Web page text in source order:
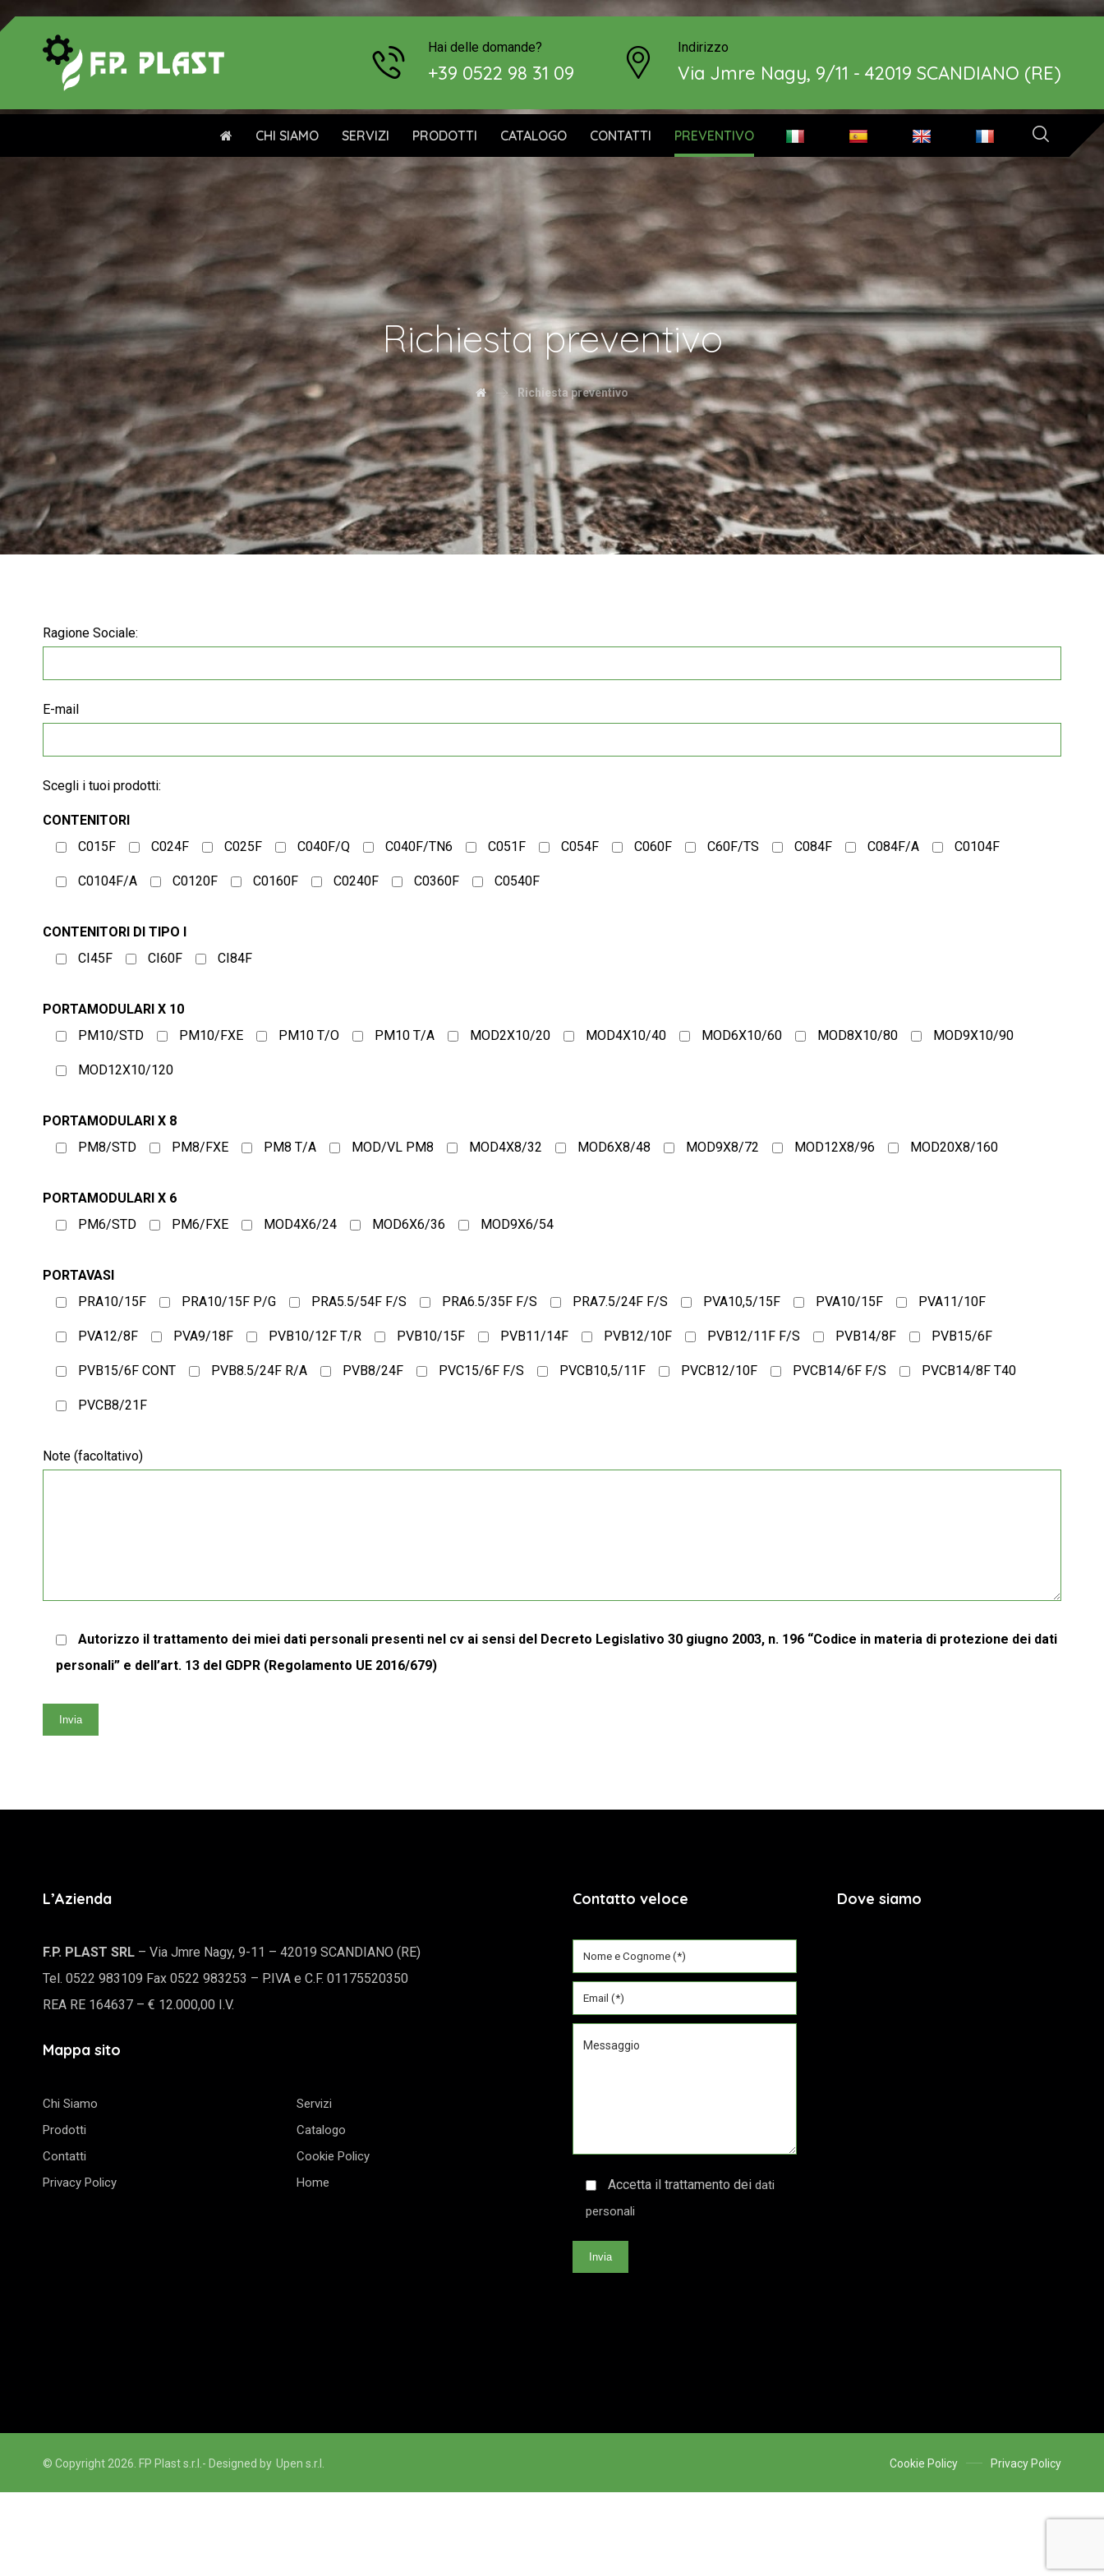
Indirizzo
Via Jmre Nagy, 9/11 - 42019 SCANDIANO (RE)
Hai delle domande?
+39 0522 98 31 09
CHI SIAMO SERVIZI PRODOTTI CATALOGO CONTATTI PREVENTIVO
Richiesta preventivo
Richiesta preventivo
Ragione Sociale:
E-mail
Scegli i tuoi prodotti:
CONTENITORI
C015F
C024F C025F C040F/Q C040F/TN6 C051F C054F C060F C60F/TS C084F C084F/A C0104F
C0104F/A C0120F C0160F C0240F C0360F C0540F
CONTENITORI DI TIPO I
CI45F
CI60F CI84F
PORTAMODULARI X 10
PM10/STD
PM10/FXE PM10 T/O PM10 T/A MOD2X10/20 MOD4X10/40 MOD6X10/60 MOD8X10/80 MOD9X10/90
MOD12X10/120
PORTAMODULARI X 8
PM8/STD
PM8/FXE PM8 T/A MOD/VL PM8 MOD4X8/32 MOD6X8/48 MOD9X8/72 MOD12X8/96 MOD20X8/160
PORTAMODULARI X 6
PM6/STD
PM6/FXE MOD4X6/24 MOD6X6/36 MOD9X6/54
PORTAVASI
PRA10/15F
PRA10/15F P/G PRA5.5/54F F/S PRA6.5/35F F/S PRA7.5/24F F/S PVA10,5/15F PVA10/15F PVA11/10F
PVA12/8F PVA9/18F PVB10/12F T/R PVB10/15F PVB11/14F PVB12/10F PVB12/11F F/S PVB14/8F PVB15/6F
PVB15/6F CONT PVB8.5/24F R/A PVB8/24F PVC15/6F F/S PVCB10,5/11F PVCB12/10F PVCB14/6F F/S PVCB14/8F T40
PVCB8/21F
Note (facoltativo)
Autorizzo il trattamento dei miei dati personali presenti nel cv ai sensi del Decreto Legislativo 30 giugno 2003, n. 196 “Codice in materia di protezione dei dati
personali” e dell’art. 13 del GDPR (Regolamento UE 2016/679)
Invia
L’Azienda
F.P. PLAST SRL – Via Jmre Nagy, 9-11 – 42019 SCANDIANO (RE)
Tel. 0522 983109 Fax 0522 983253 – P.IVA e C.F. 01175520350
REA RE 164637 – € 12.000,00 I.V.
Mappa sito
Chi Siamo
Servizi
Prodotti
Catalogo
Contatti
Cookie Policy
Privacy Policy
Home
Contatto veloce
Accetta il trattamento dei dati
personali
Invia
Dove siamo
© Copyright 2026. FP Plast s.r.l. - Designed by Upen s.r.l. Privacy Policy
Cookie Policy